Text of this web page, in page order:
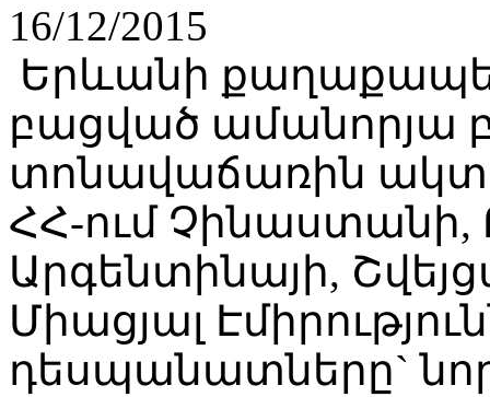
16/12/2015
Երևանի
բացված ամանորյա
տոնավաճառին
ՀՀ-ում Չինաստանի,
Արգենտինայի,
Միացյալ
դեսպանատները` նոր